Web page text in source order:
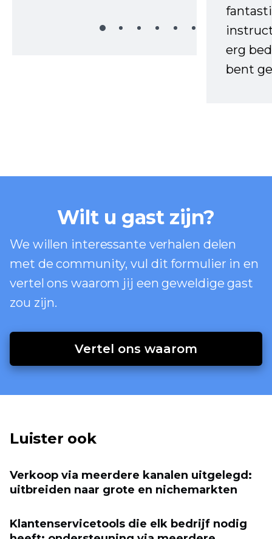
erg
bent
Wilt u gast zijn?
We willen interessante verhalen delen
met de community, vul dit formulier in en
vertel ons waarom jij een geweldige gast
zou zijn.
Vertel ons waarom
Luister ook
Verkoop via meerdere kanalen uitgelegd:
uitbreiden naar grote en nichemarkten
Klantenservicetools die elk bedrijf nodig